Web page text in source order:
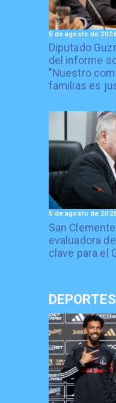
Diputado
del informe
"Nuestro
familias es
5 de agosto de
San
evaluadora
clave para el
5 de agosto de
DEPORTES